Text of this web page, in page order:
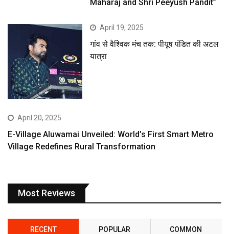
Maharaj and Shri Peeyush Pandit”
April 19, 2025
गांव से वैश्विक मंच तक: पीयूष पंडित की अटल
यात्रा
April 20, 2025
E-Village Aluwamai Unveiled: World’s First Smart Metro
Village Redefines Rural Transformation
Most Reviews
RECENT POPULAR COMMON